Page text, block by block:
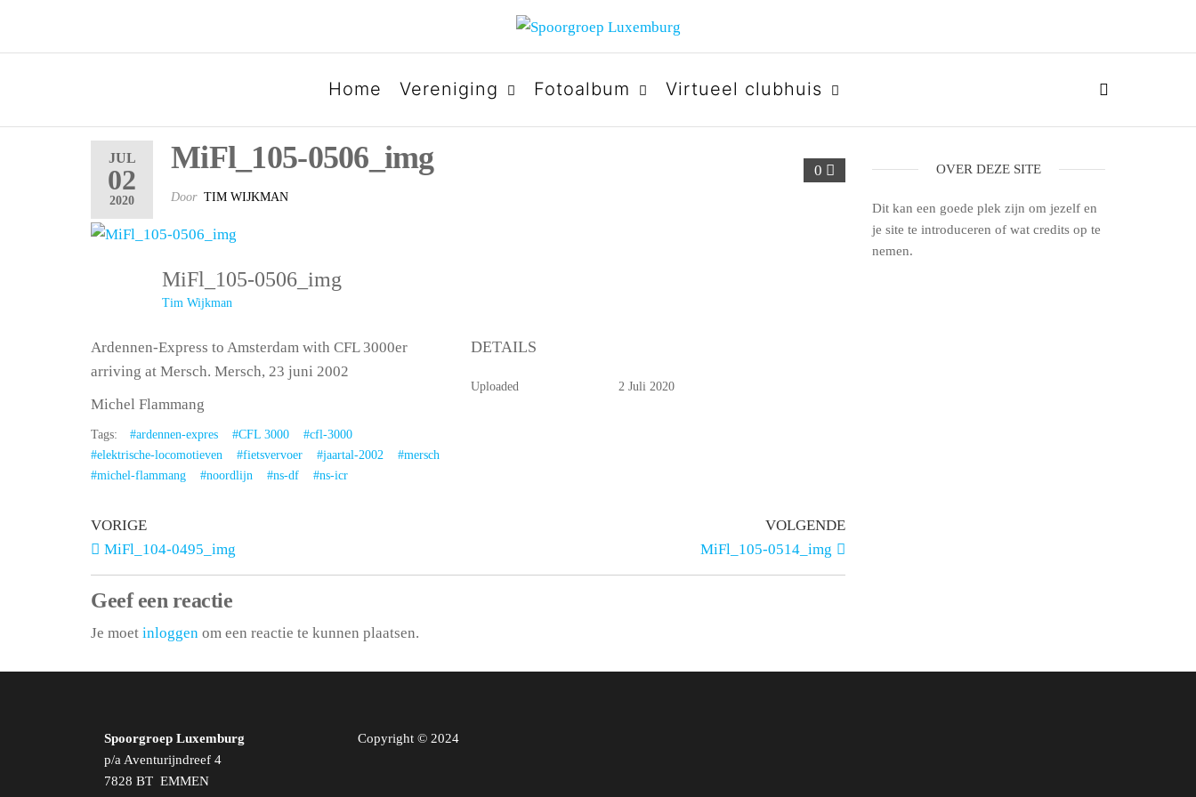
SPOORGROEP LUXEMBURG
Home Vereniging Fotoalbum Virtueel clubhuis
JUL
02
2020
0
MiFl_105-0506_img
Door TIM WIJKMAN
MiFl_105-0506_img
Tim Wijkman
Ardennen-Express to Amsterdam with CFL 3000er
arriving at Mersch. Mersch, 23 juni 2002
Michel Flammang
Tags: #ardennen-expres #CFL 3000
#cfl-3000
#elektrische-locomotieven
#fietsvervoer #jaartal-2002
#mersch
#michel-flammang
#noordlijn #ns-df #ns-icr
DETAILS
Uploaded 2 Juli 2020
VORIGE
MiFl_104-0495_img
VOLGENDE
MiFl_105-0514_img
Geef een reactie
Je moet inloggen om een reactie te kunnen plaatsen.
OVER DEZE SITE
Dit kan een goede plek zijn om jezelf en
je site te introduceren of wat credits op te
nemen.
Spoorgroep Luxemburg
p/a Aventurijndreef 4
7828 BT EMMEN
Copyright © 2024